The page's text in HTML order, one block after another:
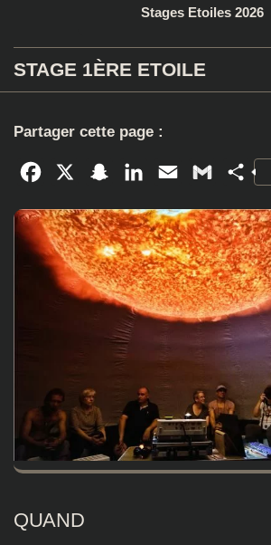
Stages Etoiles 2026
STAGE 1ÈRE ETOILE
Partager cette page :
Facebook SnapchatLinkedInEmail Gmail
QUAND